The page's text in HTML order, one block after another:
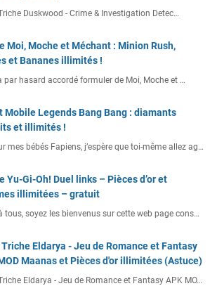
Duskwood - Crime & Investigation Detec…
Moi, Moche et Méchant : Minion Rush,
et Bananes illimités !
par hasard accordé formuler de Moi, Moche et …
Mobile Legends Bang Bang : diamants
et illimités !
mes bébés Fapiens, j’espère que toi-même allez ag…
Yu-Gi-Oh! Duel links – Pièces d’or et
illimitées – gratuit
tous, soyez les bienvenus sur cette web page cons…
Triche Eldarya - Jeu de Romance et Fantasy
Maanas et Pièces d'or illimitées (Astuce)
Eldarya - Jeu de Romance et Fantasy APK MO…